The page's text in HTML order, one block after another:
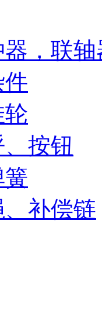
，联轴
轮
按钮
簧
补偿链